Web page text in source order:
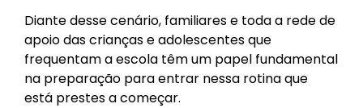
Diante desse cenário, familiares e toda a rede de
apoio das crianças e adolescentes que
frequentam a escola têm um papel fundamental
na preparação para entrar nessa rotina que
está prestes a começar.